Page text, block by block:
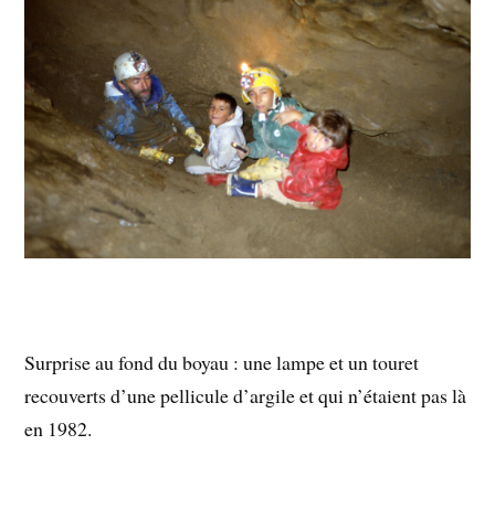
Surprise au fond du boyau : une lampe et un touret
recouverts d’une pellicule d’argile et qui n’étaient pas là
en 1982.